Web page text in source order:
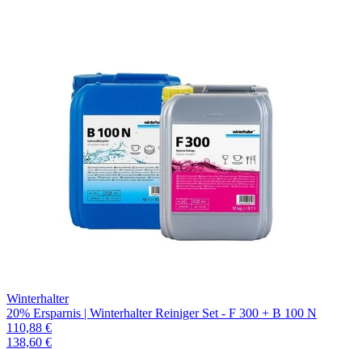
Winterhalter
20% Ersparnis | Winterhalter Reiniger Set - F 300 + B 100 N
110,88 €
138,60 €